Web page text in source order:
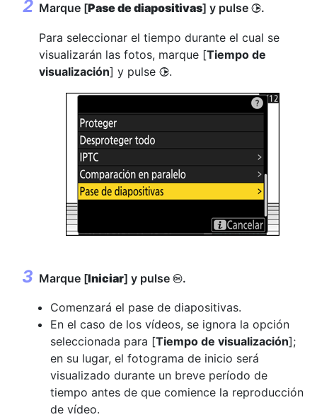
Marque [Pase de diapositivas] y pulse 2.
Para seleccionar el tiempo durante el cual se
visualizarán las fotos, marque [Tiempo de
visualización] y pulse 2.
Marque [Iniciar] y pulse J.
Comenzará el pase de diapositivas.
En el caso de los vídeos, se ignora la opción
seleccionada para [Tiempo de visualización];
en su lugar, el fotograma de inicio será
visualizado durante un breve período de
tiempo antes de que comience la reproducción
de vídeo.